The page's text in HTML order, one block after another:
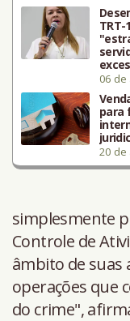
TRT-
06
para
20 de
simplesmente
Controle de
âmbito de suas
operações que
do crime",